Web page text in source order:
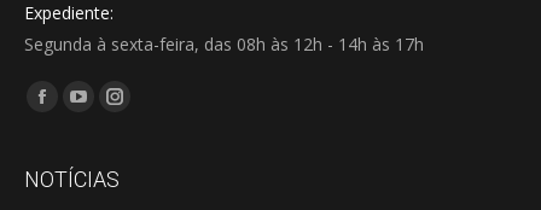
Expediente:
Segunda à sexta-feira, das 08h às 12h - 14h às 17h
Encontre-nos em:
Facebook
opens
YouTube
opens
Instagram
opens
NOTÍCIAS